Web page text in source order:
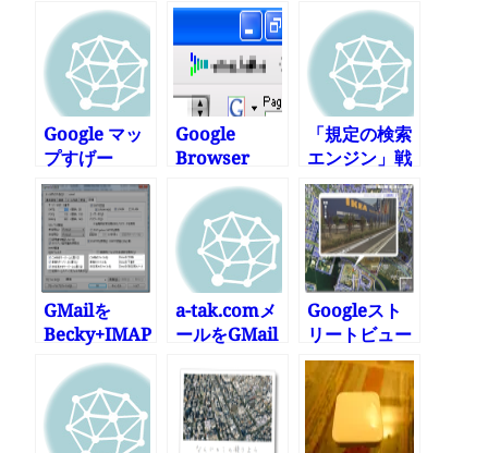
Google マッ
プすげー
Google
Browser
Syncが便利
だ
「規定の検索
エンジン」戦
争を見てしま
ったような
GMailを
Becky+IMAP
で使う(ゴミ
箱もちゃんと
設定。でも非
推奨らしい)
a-tak.comメ
ールをGMail
Googleスト
リートビュー
がスゴすぎて
気持ち悪い件